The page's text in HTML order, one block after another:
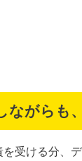
ながらも
受ける分、